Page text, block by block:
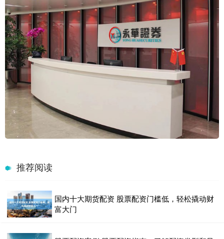
推荐阅读
国内十大期货配资 股票配资门槛低，轻松撬动财
富大门